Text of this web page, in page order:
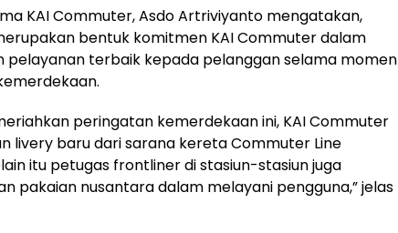
KAI Commuter, Asdo Artriviyanto mengatakan,
bentuk komitmen KAI Commuter dalam
pelayanan terbaik kepada pelanggan selama momen
peringatan kemerdekaan ini, KAI Commuter
livery baru dari sarana kereta Commuter Line
itu petugas frontliner di stasiun-stasiun juga
pakaian nusantara dalam melayani pengguna,” jelas